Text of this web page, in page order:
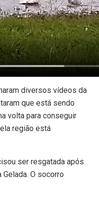
diversos vídeos da
que está sendo
volta para conseguir
região está
ser resgatada após
O socorro